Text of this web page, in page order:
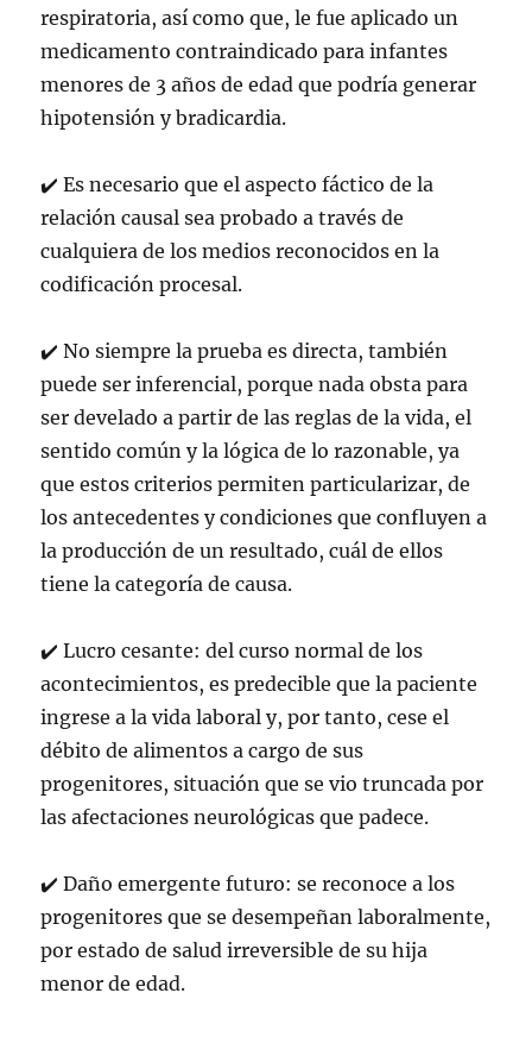
respiratoria, así como que, le fue aplicado un
medicamento contraindicado para infantes
menores de 3 años de edad que podría generar
hipotensión y bradicardia.
✔ Es necesario que el aspecto fáctico de la
relación causal sea probado a través de
cualquiera de los medios reconocidos en la
codificación procesal.
✔ No siempre la prueba es directa, también
puede ser inferencial, porque nada obsta para
ser develado a partir de las reglas de la vida, el
sentido común y la lógica de lo razonable, ya
que estos criterios permiten particularizar, de
los antecedentes y condiciones que confluyen a
la producción de un resultado, cuál de ellos
tiene la categoría de causa.
✔ Lucro cesante: del curso normal de los
acontecimientos, es predecible que la paciente
ingrese a la vida laboral y, por tanto, cese el
débito de alimentos a cargo de sus
progenitores, situación que se vio truncada por
las afectaciones neurológicas que padece.
✔ Daño emergente futuro: se reconoce a los
progenitores que se desempeñan laboralmente,
por estado de salud irreversible de su hija
menor de edad.